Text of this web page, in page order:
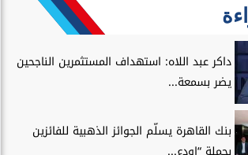
داكر عبد اللاه: استهداف المستثمرين الناجحين
يضر بسمعة...
بنك القاهرة يسلّم الجوائز الذهبية للفائزين